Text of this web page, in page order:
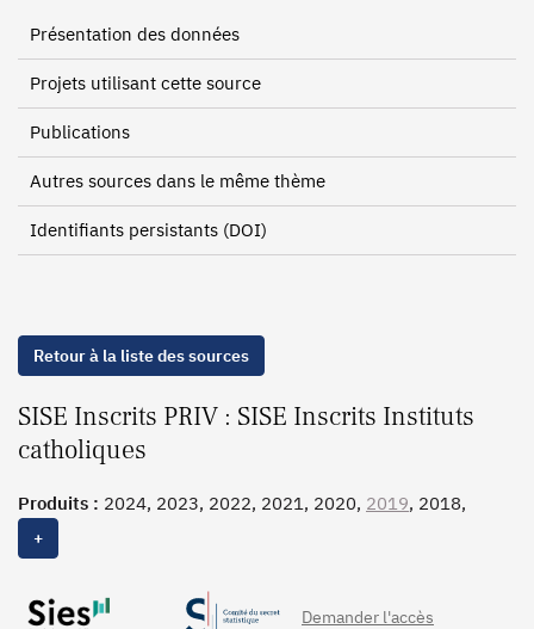
Présentation des données
Projets utilisant cette source
Publications
Autres sources dans le même thème
Identifiants persistants (DOI)
Retour à la liste des sources
SISE Inscrits PRIV : SISE Inscrits Instituts
catholiques
Produits : 2024, 2023, 2022, 2021, 2020, 2019, 2018,
2017, 2016, 2015, 2014, 2013, 2012, 2011, 2010
+
Demander l'accès